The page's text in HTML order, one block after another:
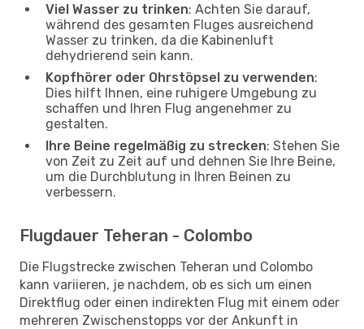
Viel Wasser zu trinken: Achten Sie darauf,
während des gesamten Fluges ausreichend
Wasser zu trinken, da die Kabinenluft
dehydrierend sein kann.
Kopfhörer oder Ohrstöpsel zu verwenden:
Dies hilft Ihnen, eine ruhigere Umgebung zu
schaffen und Ihren Flug angenehmer zu
gestalten.
Ihre Beine regelmäßig zu strecken: Stehen Sie
von Zeit zu Zeit auf und dehnen Sie Ihre Beine,
um die Durchblutung in Ihren Beinen zu
verbessern.
Flugdauer Teheran - Colombo
Die Flugstrecke zwischen Teheran und Colombo
kann variieren, je nachdem, ob es sich um einen
Direktflug oder einen indirekten Flug mit einem oder
mehreren Zwischenstopps vor der Ankunft in